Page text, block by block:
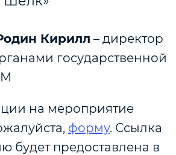
Кирилл – директор
государственной
на мероприятие
форму. Ссылка
будет предоставлена в